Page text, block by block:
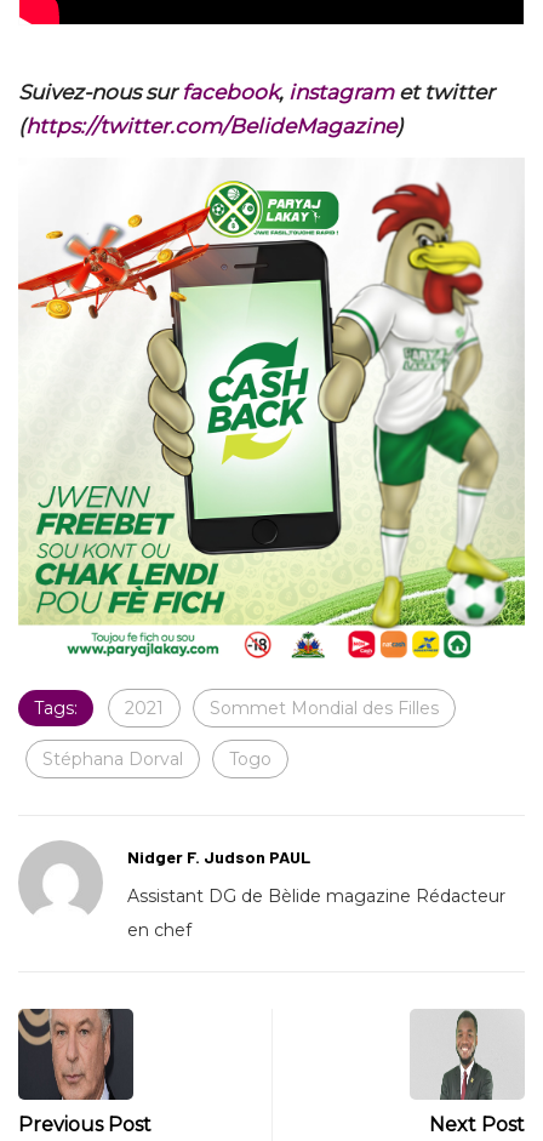
Suivez-nous sur facebook, instagramet twitter
(https://twitter.com/BelideMagazine)
Tags: 2021 Sommet Mondial des Filles
Stéphana Dorval Togo
Nidger F. Judson PAUL
Assistant DG de Bèlide magazine Rédacteur
en chef
Previous Post Next Post